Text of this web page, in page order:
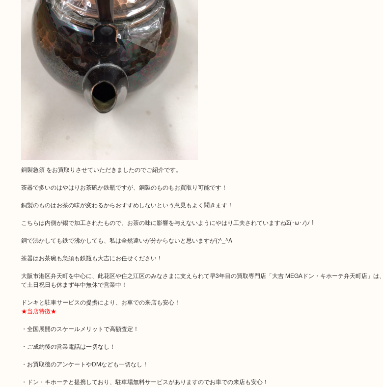
銅製急須 をお買取りさせていただきましたのでご紹介です。
茶器で多いのはやはりお茶碗か鉄瓶ですが、銅製のものもお買取り可能です！
銅製のものはお茶の味が変わるからおすすめしないという意見もよく聞きます！
こちらは内側が錫で加工されたもので、お茶の味に影響を与えないようにやはり工夫されていますねΣ(･ω･ﾉ)ﾉ！
銅で沸かしても鉄で沸かしても、私は全然違いが分からないと思いますが(;^_^A
茶器はお茶碗も急須も鉄瓶も大吉にお任せください！
大阪市港区弁天町を中心に、此花区や住之江区のみなさまに支えられて早3年目の買取専門店「大吉 MEGAドン・キホーテ弁天町店」は
て土日祝日も休まず年中無休で営業中！
ドンキと駐車サービスの提携により、お車での来店も安心！
★当店特徴★
・全国展開のスケールメリットで高額査定！
・ご成約後の営業電話は一切なし！
・お買取後のアンケートやDMなども一切なし！
・ドン・キホーテと提携しており、駐車場無料サービスがありますのでお車での来店も安心！